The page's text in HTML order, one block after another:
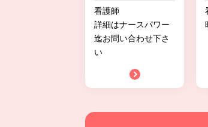
看護師
詳細はナースパワー
迄お問い合わせ下さ
い